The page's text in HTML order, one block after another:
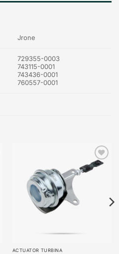
Jrone
729355-0003
743115-0001
743436-0001
760557-0001
Add to
wishlist
ACTUATOR TURBINA